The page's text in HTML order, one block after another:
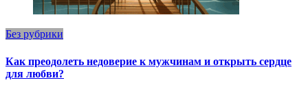
Без рубрики
Как преодолеть недоверие к мужчинам и открыть сердце
для любви?